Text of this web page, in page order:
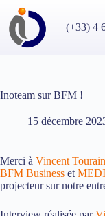
Passer
contenu
(+33) 4
Inoteam sur BFM !
15 décembre
Merci à Vincent
BFM Business et
projecteur sur notre